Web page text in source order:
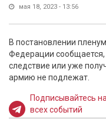
мая 18, 2023 - 13:56
В постановлении
Федерации
следствие или уже
армию не подлежат.
Подписывайтесь
всех событий